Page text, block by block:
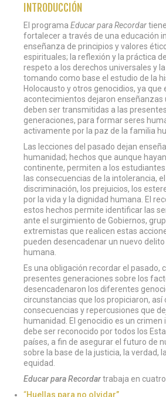
INTRODUCCIÓN
El programa Educar para Recordar
fortalecer a través de una educación
enseñanza de principios y valores
espirituales; la reflexión y la práctica
respeto a los derechos universales y
tomando como base el estudio de la
Holocausto y otros genocidios, ya que
acontecimientos dejaron enseñanzas
deben ser transmitidas a las
generaciones, para formar seres
activamente por la paz de la familia
Las lecciones del pasado dejan
humanidad; hechos que aunque
continente, permiten a los
las consecuencias de la intolerancia,
discriminación, los prejuicios, los
por la vida y la dignidad humana. El
estos hechos permite identificar las
ante el surgimiento de Gobiernos,
extremistas que realicen estas
pueden desencadenar un nuevo
humana.
Es una obligación recordar el pasado,
presentes generaciones sobre los
desencadenaron los diferentes
circunstancias que los propiciaron, así
consecuencias y repercusiones que
humanidad. El genocidio es un
debe ser reconocido por todos los
países, a fin de asegurar el futuro de
sobre la base de la justicia, la verdad,
equidad.
Educar para Recordartrabaja en
“Huellas para no olvidar”